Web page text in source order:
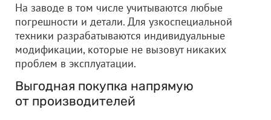
На заводе в том числе учитываются любые
погрешности и детали. Для узкоспециальной
техники разрабатываются индивидуальные
модификации, которые не вызовут никаких
проблем в эксплуатации.
Выгодная покупка напрямую
от производителей